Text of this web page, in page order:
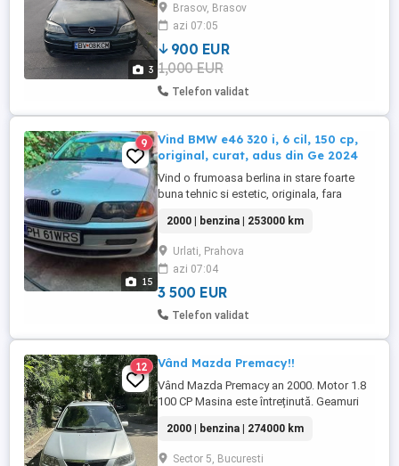
3
Brasov, Brasov
azi 07:05
900 EUR
1,000 EUR
Telefon validat
15
9
Vind BMW e46 320 i, 6 cil, 150 cp,
original, curat, adus din Ge 2024
Vind o frumoasa berlina in stare foarte
buna tehnic si estetic, originala, fara
proprietar, adus din Germania in 03.2023,
asigurare 1 an, CI din 062023, inmatriculata
in 27.07. Dotari: climatronic, IC, ASC, radio
CD original, volan reglabil, scaune
reglabile ...
2000 | benzina | 253000 km
Urlati, Prahova
azi 07:04
3 500 EUR
Telefon validat
12 Vând Mazda Premacy!!
Vând Mazda Premacy an 2000. Motor 1.8
100 CP Masina este întreținută. Geamuri
acte valabile . Pentru mai multe detalii
astept sa ma sunați.
2000 | benzina | 274000 km
Sector 5, Bucuresti